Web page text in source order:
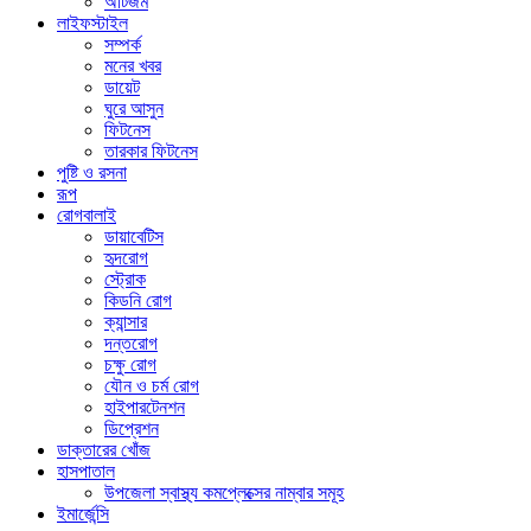
লাইফস্টাইল
সম্পর্ক
মনের খবর
ডায়েট
ঘুরে আসুন
ফিটনেস
তারকার ফিটনেস
পুষ্টি ও রসনা
রূপ
রোগবালাই
ডায়াবেটিস
হৃদরোগ
স্ট্রোক
কিডনি রোগ
ক্যান্সার
দন্তরোগ
চক্ষু রোগ
যৌন ও চর্ম রোগ
হাইপারটেনশন
ডিপ্রেশন
ডাক্তারের খোঁজ
হাসপাতাল
উপজেলা স্বাস্থ্য কমপ্লেক্সের নাম্বার সমূহ
ইমার্জেন্সি